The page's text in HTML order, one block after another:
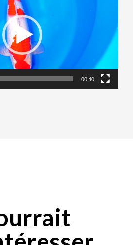
00:40